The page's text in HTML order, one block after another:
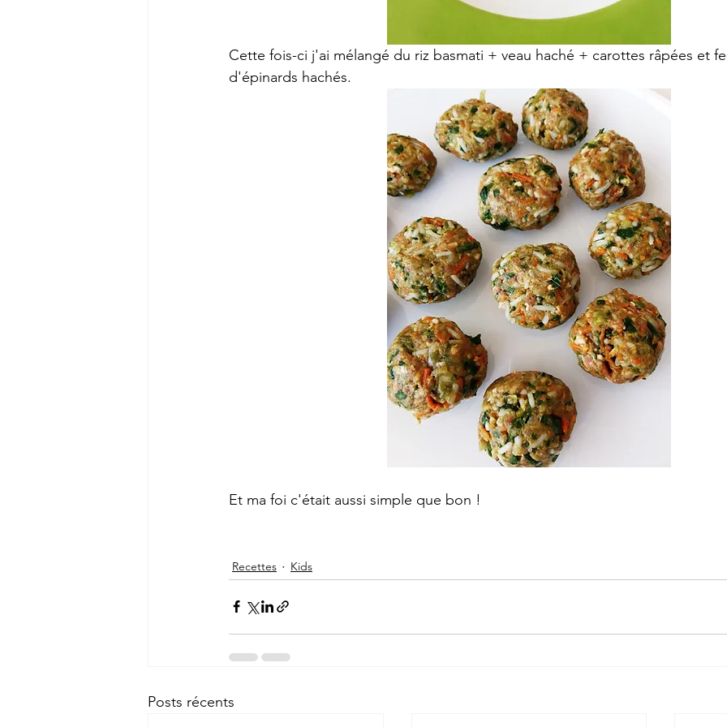
Cette fois-ci j'ai mélangé du riz basmati + veau haché + carottes râpées et
d'épinards hachés.
Et ma foi c'était aussi simple que bon !
Recettes Kids
Posts récents